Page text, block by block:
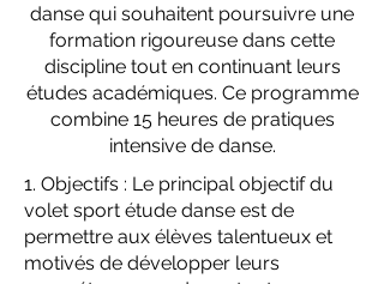
danse qui souhaitent poursuivre une
formation rigoureuse dans cette
discipline tout en continuant leurs
études académiques. Ce programme
combine 15 heures de pratiques
intensive de danse.
1. Objectifs : Le principal objectif du
volet sport étude danse est de
permettre aux élèves talentueux et
motivés de développer leurs